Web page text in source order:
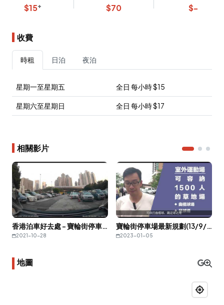
$15+ $70 $-
收費
時租 日泊 夜泊
星期一至星期五 全日 每小時$15
星期六至星期日 全日 每小時$17
相關影片
香港泊車好去處 - 寶輪街停車場 (入)
2021-10-28
寶輪街停車場最新規劃(13/9/2019)
2023-01-05
地圖